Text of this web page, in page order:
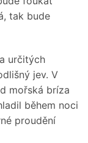
tak bude
určitých
jev. V
mořská bríza
během noci
proudění